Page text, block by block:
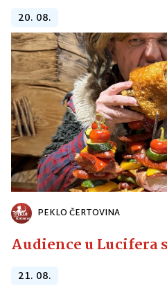
20. 08.
PEKLO ČERTOVINA
Audience u Lucifera
21. 08.